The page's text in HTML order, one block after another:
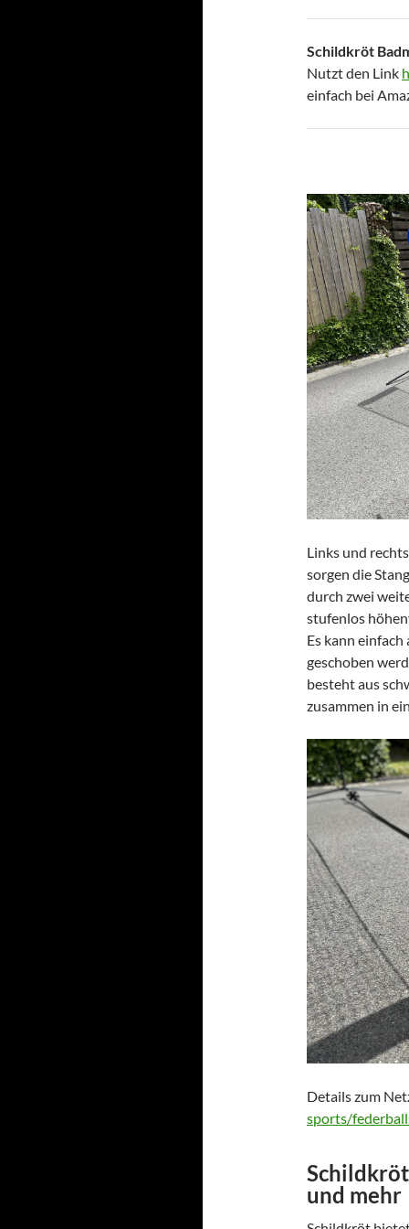
Schildkröt
Nutzt den Link
einfach bei
Links und
sorgen die
durch zwei
stufenlos
Es kann
geschoben
besteht aus
zusammen in
Details zum
sports/
und mehr